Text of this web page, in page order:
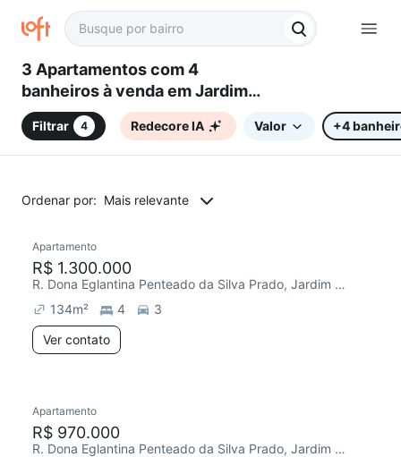
3 Apartamentos com 4
banheiros à venda em Jardim
dos Oliveiras, Campinas, SP
Filtrar 4 Redecore IA Valor +4
Ordenar por: Mais relevante
Apartamento
R$ 1.300.000
R. Dona Eglantina Penteado da Silva Prado, Jardim dos Oliveiras
134m² 4
3
Ver contato
Apartamento
R$ 970.000
R. Dona Eglantina Penteado da Silva Prado, Jardim dos Oliveiras